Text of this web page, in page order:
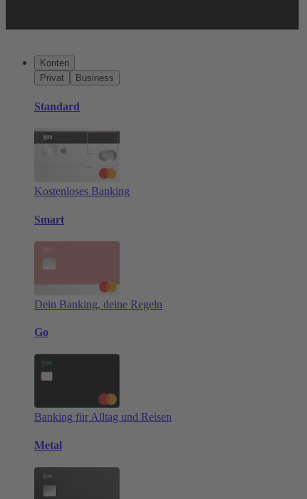
Konten
Privat
Business
Standard
Kostenloses Banking
Smart
Dein Banking, deine Regeln
Go
Banking für Alltag und Reisen
Metal